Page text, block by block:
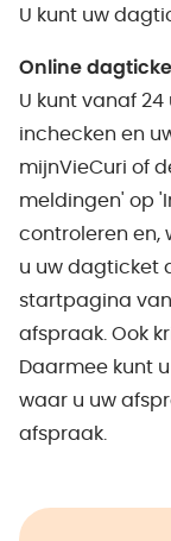
U kunt uw
Online
U kunt vanaf
inchecken en
mijnVieCuri of
meldingen' op
controleren en,
u uw dagticket
startpagina
afspraak. Ook
Daarmee kunt
waar u uw
afspraak.